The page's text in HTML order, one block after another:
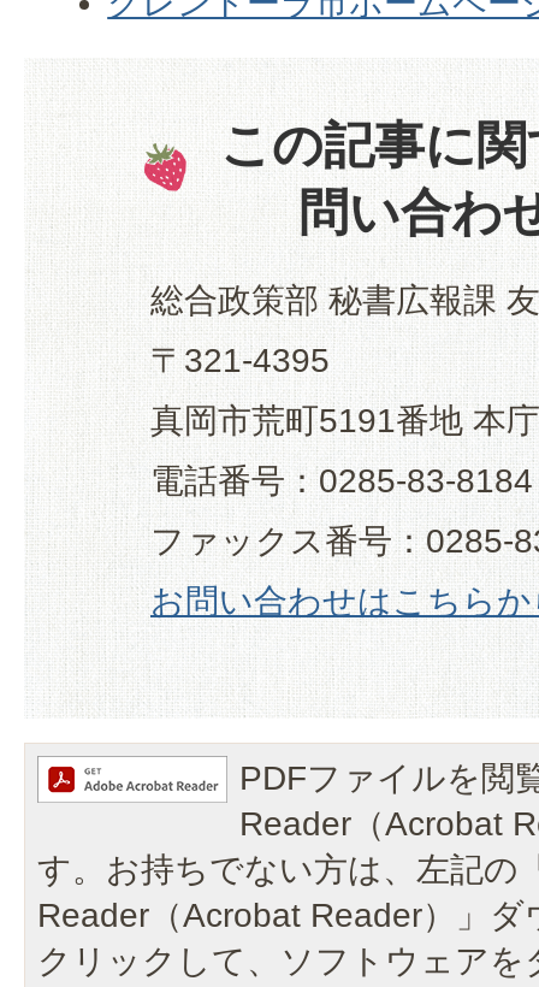
この記事に
問い合わ
総合政策部 秘書広報課
〒321-4395
真岡市荒町5191番地 本
電話番号：0285-83-8184
ファックス番号：0285-
お問い合わせはこちら
PDFファイルを閲
Reader（Acrobat
す。お持ちでない方は、左記の
Reader（Acrobat Reader）」
クリックして、ソフトウェア